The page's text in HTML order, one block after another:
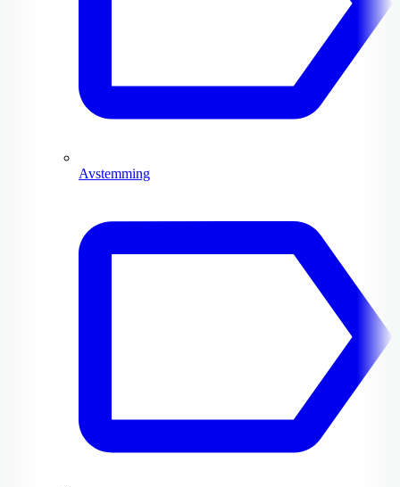
Avstemming